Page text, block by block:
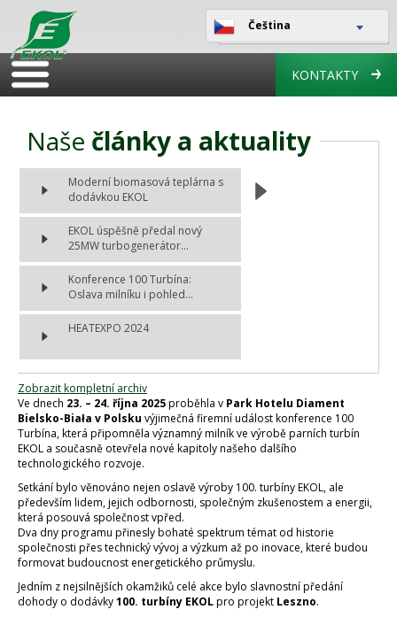
Čeština
KONTAKTY
Naše články a aktuality
Moderní biomasová teplárna s
dodávkou EKOL
EKOL úspěšně předal nový
25MW turbogenerátor...
Konference 100 Turbína:
Oslava milníku i pohled...
HEATEXPO 2024
Zobrazit kompletní archiv
Ve dnech 23. – 24. října 2025proběhla v Park Hotelu Diament
Bielsko-Biała v Polsku výjimečná firemní událost konference 100
Turbína, která připomněla významný milník ve výrobě parních turbín
EKOL a současně otevřela nové kapitoly našeho dalšího
technologického rozvoje.
Setkání bylo věnováno nejen oslavě výroby 100. turbíny EKOL, ale
především lidem, jejich odbornosti, společným zkušenostem a energii,
která posouvá společnost vpřed.
Dva dny programu přinesly bohaté spektrum témat od historie
společnosti přes technický vývoj a výzkum až po inovace, které budou
formovat budoucnost energetického průmyslu.
Jedním z nejsilnějších okamžiků celé akce bylo slavnostní předání
dohody o dodávky100. turbíny EKOLpro projekt Leszno.